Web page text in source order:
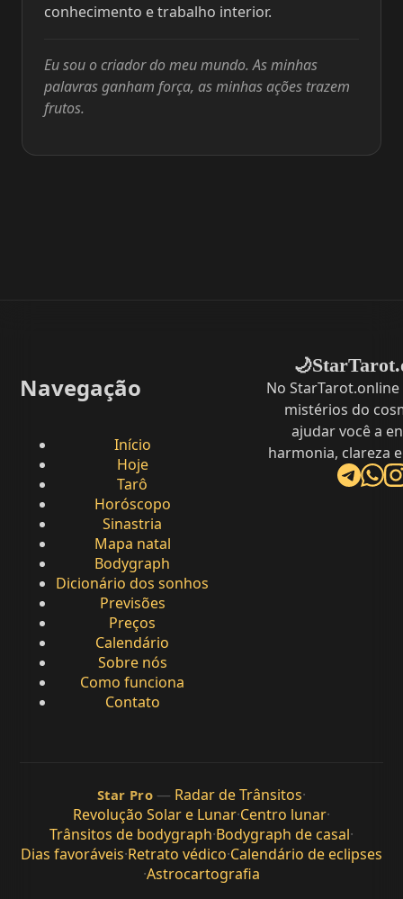
conhecimento e trabalho interior.
Eu sou o criador do meu mundo. As minhas
palavras ganham força, as minhas ações trazem
frutos.
Navegação
Início
Hoje
Tarô
Horóscopo
Sinastria
Mapa natal
Bodygraph
Dicionário dos sonhos
Previsões
Preços
Calendário
Sobre nós
Como funciona
Contato
🌙
No
mistérios do
ajudar você a
harmonia, clareza
Star Pro — Radar de Trânsitos·
Revolução Solar e Lunar·Centro lunar·
Trânsitos de bodygraph·Bodygraph de casal·
Dias favoráveis·Retrato védico·Calendário de eclipses
·Astrocartografia